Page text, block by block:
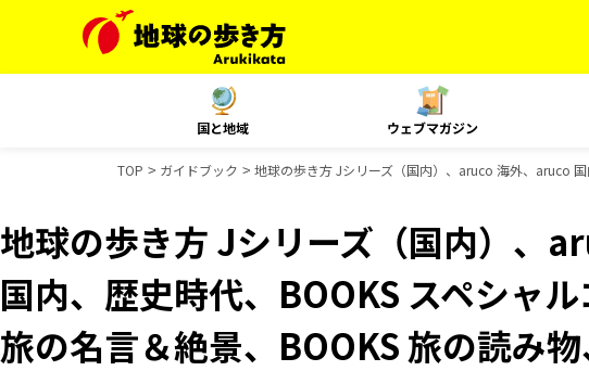
国と地域 ウェブマガジン
TOP ガイドブック 地球の歩き方 Jシリーズ（国内）、aruco 海外、aruco
地球の歩き方 Jシリーズ（国内）、
国内、歴史時代、BOOKS スペシャ
旅の名言＆絶景、BOOKS 旅の読み